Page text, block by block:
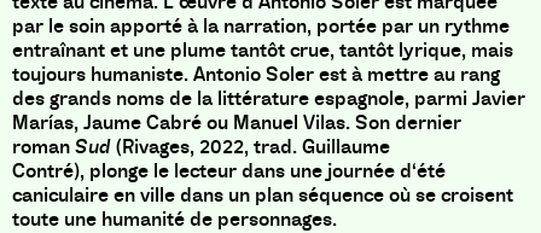
par le soin apporté à la narration, portée par un rythme
entraînant et une plume tantôt crue,tantôt lyrique, mais
toujours humaniste.Antonio Soler est à mettre au rang
des grands noms de la littérature espagnole, parmi Javier
Marías,Jaume Cabré ou Manuel Vilas.Son dernier
romanSud(Rivages, 2022,trad.Guillaume
Contré), plonge le lecteur dans une journée d‘été
caniculaire en ville dans un plan séquence où se croisent
toute une humanité de personnages.